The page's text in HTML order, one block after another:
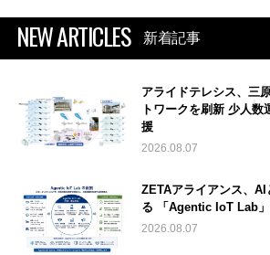
NEW ARTICLES 新着記事
アライドテレシス、三
トワークを刷新 少人
援
2026.08.07
ZETAアライアンス、
る 「Agentic IoT Lab
2026.08.07